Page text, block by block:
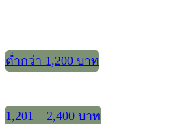
ต่ำกว่า 1,200 บาท
1,201 – 2,400 บาท